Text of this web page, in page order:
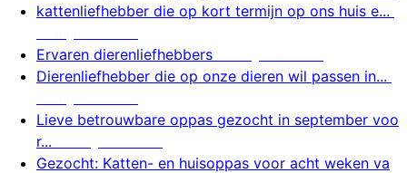
kattenliefhebber die op kort termijn op ons huis e...
Ervaren dierenliefhebbers
Dierenliefhebber die op onze dieren wil passen in...
Lieve betrouwbare oppas gezocht in september voo
r...
Gezocht: Katten- en huisoppas voor acht weken va